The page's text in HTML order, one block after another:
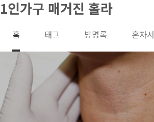
본문 바로가기
1인가구 매거진 홀라
홈 태그 방명록 혼자